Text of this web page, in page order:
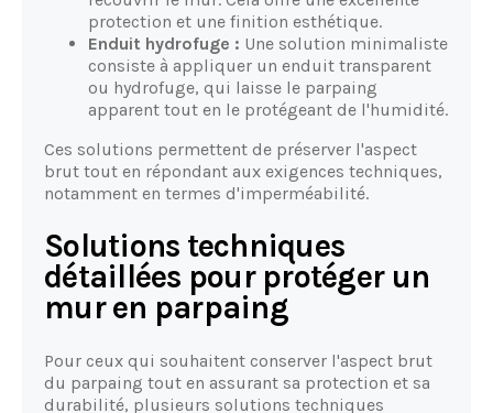
protection et une finition esthétique.
Enduit hydrofuge : Une solution minimaliste
consiste à appliquer un enduit transparent
ou hydrofuge, qui laisse le parpaing
apparent tout en le protégeant de l'humidité.
Ces solutions permettent de préserver l'aspect
brut tout en répondant aux exigences techniques,
notamment en termes d'imperméabilité.
Solutions techniques
détaillées pour protéger un
mur en parpaing
Pour ceux qui souhaitent conserver l'aspect brut
du parpaing tout en assurant sa protection et sa
durabilité, plusieurs solutions techniques